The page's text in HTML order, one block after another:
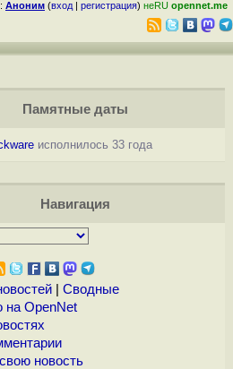
Аноним (вход | регистрация) неRU opennet.me
Памятные даты
исполнилось 33 года
Навигация
| Сводные
на OpenNet
новость